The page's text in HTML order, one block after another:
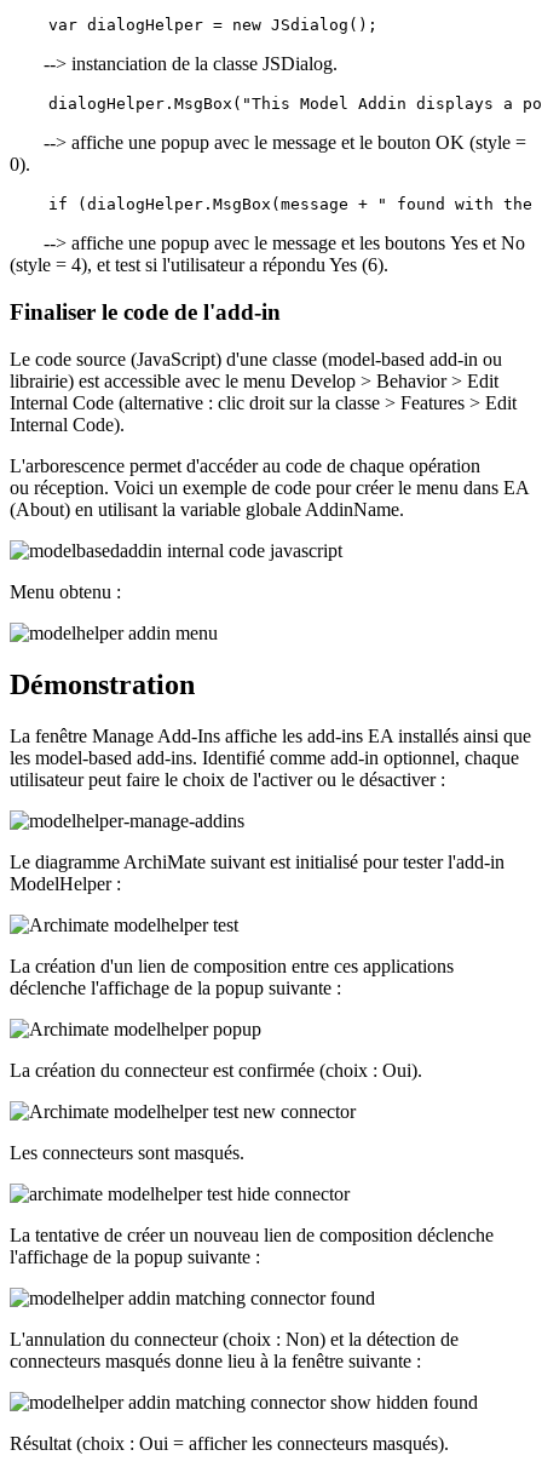
    var dialogHelper = new JSdialog();
--> instanciation de la classe JSDialog.
dialogHelper.MsgBox("This Model Addin displays a
--> affiche une popup avec le message et le bouton OK (style =
0).
if (dialogHelper.MsgBox(message + " found with
--> affiche une popup avec le message et les boutons Yes et No
(style = 4), et test si l'utilisateur a répondu Yes (6).
Finaliser le code de l'add-in
Le code source (JavaScript) d'une classe (model-based add-in ou
librairie) est accessible avec le menu Develop > Behavior > Edit
Internal Code (alternative : clic droit sur la classe > Features > Edit
Internal Code).
L'arborescence permet d'accéder au code de chaque opération
ou réception. Voici un exemple de code pour créer le menu dans EA
(About) en utilisant la variable globale AddinName.
Menu obtenu :
Démonstration
La fenêtre Manage Add-Ins affiche les add-ins EA installés ainsi que
les model-based add-ins. Identifié comme add-in optionnel, chaque
utilisateur peut faire le choix de l'activer ou le désactiver :
Le diagramme ArchiMate suivant est initialisé pour tester l'add-in
ModelHelper :
La création d'un lien de composition entre ces applications
déclenche l'affichage de la popup suivante :
La création du connecteur est confirmée (choix : Oui).
Les connecteurs sont masqués.
La tentative de créer un nouveau lien de composition déclenche
l'affichage de la popup suivante :
L'annulation du connecteur (choix : Non) et la détection de
connecteurs masqués donne lieu à la fenêtre suivante :
Résultat (choix : Oui = afficher les connecteurs masqués).